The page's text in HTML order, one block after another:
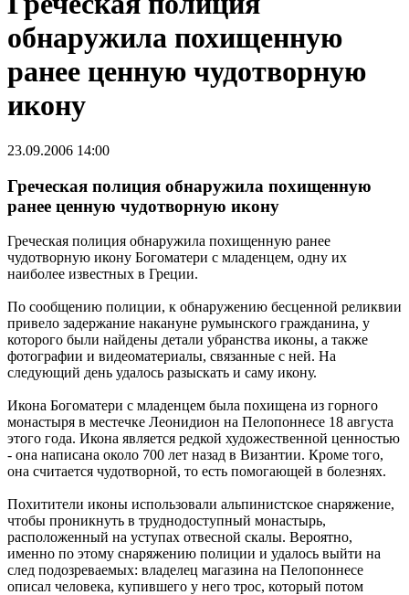
обнаружила похищенную
ранее ценную чудотворную
икону
23.09.2006 14:00
Греческая полиция обнаружила похищенную
ранее ценную чудотворную икону
Греческая полиция обнаружила похищенную ранее
чудотворную икону Богоматери с младенцем, одну их
наиболее известных в Греции.
По сообщению полиции, к обнаружению бесценной реликвии
привело задержание накануне румынского гражданина, у
которого были найдены детали убранства иконы, а также
фотографии и видеоматериалы, связанные с ней. На
следующий день удалось разыскать и саму икону.
Икона Богоматери с младенцем была похищена из горного
монастыря в местечке Леонидион на Пелопоннесе 18 августа
этого года. Икона является редкой художественной ценностью
- она написана около 700 лет назад в Византии. Кроме того,
она считается чудотворной, то есть помогающей в болезнях.
Похитители иконы использовали альпинистское снаряжение,
чтобы проникнуть в труднодоступный монастырь,
расположенный на уступах отвесной скалы. Вероятно,
именно по этому снаряжению полиции и удалось выйти на
след подозреваемых: владелец магазина на Пелопоннесе
описал человека, купившего у него трос, который потом